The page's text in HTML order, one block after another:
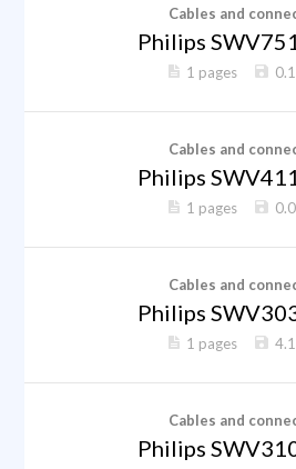
Cables and
Philips
1 pages
Cables and
Philips
1 pages
Cables and
Philips
1 pages
Cables and
Philips